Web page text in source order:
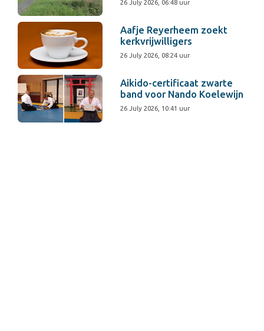
26 July 2026, 06:48 uur
Aafje Reyerheem zoekt
kerkvrijwilligers
26 July 2026, 08:24 uur
Aikido-certificaat zwarte
band voor Nando Koelewijn
26 July 2026, 10:41 uur